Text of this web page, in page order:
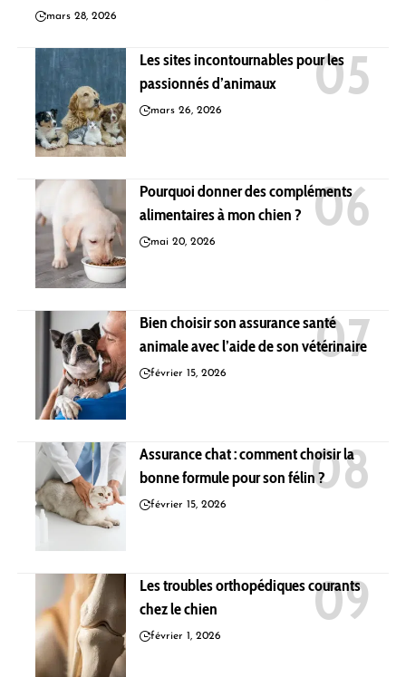
mars 28, 2026
Les sites incontournables pour les
passionnés d’animaux
mars 26, 2026
Pourquoi donner des compléments
alimentaires à mon chien ?
mai 20, 2026
Bien choisir son assurance santé
animale avec l’aide de son vétérinaire
février 15, 2026
Assurance chat : comment choisir la
bonne formule pour son félin ?
février 15, 2026
Les troubles orthopédiques courants
chez le chien
février 1, 2026